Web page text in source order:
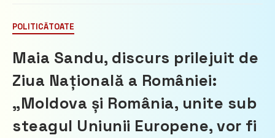
POLITICĂTOATE
Maia Sandu, discurs prilejuit de
Ziua Națională a României:
„Moldova și România, unite sub
steagul Uniunii Europene, vor fi